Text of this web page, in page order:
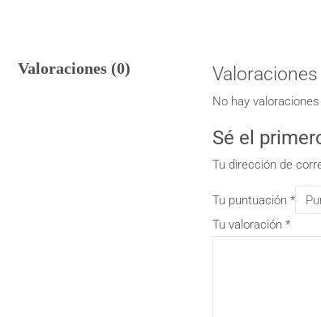
Valoraciones (0) Valoraciones
No hay
Sé el
Tu dirección de
Tu puntuación *
Tu valoración *